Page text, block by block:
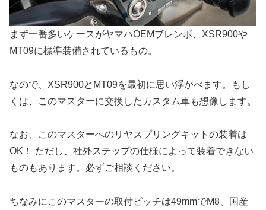
まず一番多いケースがヤマハOEMブレンボ、XSR900や
MT09に標準装備されているもの。
なので、XSR900とMT09を最初に思い浮かべます。もし
くは、このマスターに交換したカスタム車も想像します。
なお、このマスターへのリヤスプリングキットの装着は
OK！ ただし、社外ステップの仕様によって装着できない
ものもあります。必ずご相談ください。
ちなみにこのマスターの取付ピッチは49mmでM8、国産